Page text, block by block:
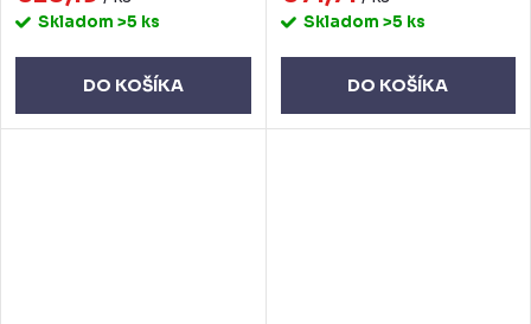
Skladom >5 ks
DO KOŠÍKA
Skladom >5 ks
DO KOŠÍKA